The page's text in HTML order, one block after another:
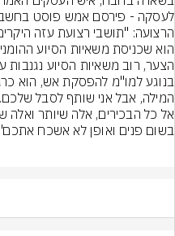
הצער, רוב משאיות הסיוע נגנבות
בשום פנים ואופן לא אשכח